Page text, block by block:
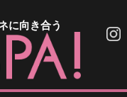
に向き合う